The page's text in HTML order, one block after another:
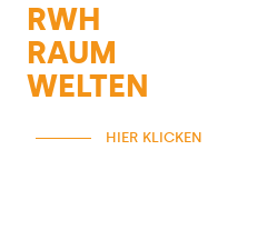
RWH
RAUM
WELTEN
HIER KLICKEN